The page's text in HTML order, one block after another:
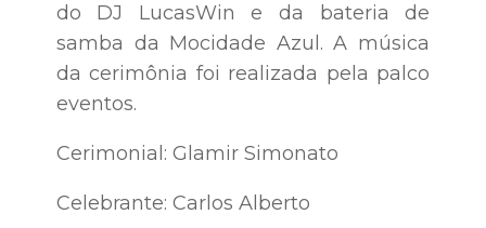
do DJ LucasWin e da bateria de
samba da Mocidade Azul. A música
da cerimônia foi realizada pela palco
eventos.
Cerimonial: Glamir Simonato
Celebrante: Carlos Alberto